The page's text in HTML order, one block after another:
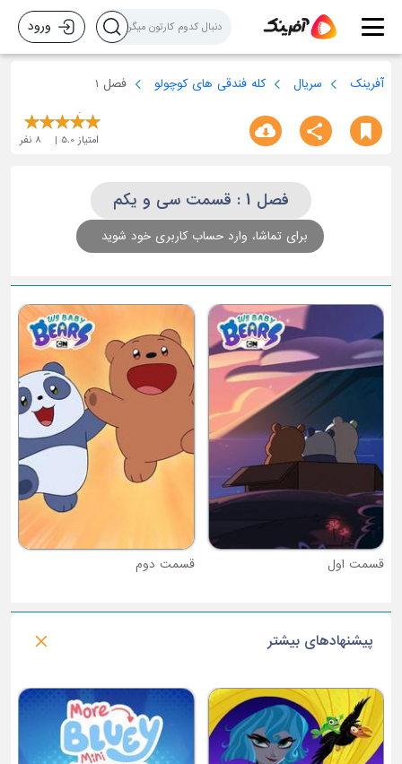
ورود
آفرینک سریال کله فندقی های کوچولو فصل 1
امتیاز 5.0
8 نفر
فصل 1 : قسمت سی و یکم
برای تماشا، وارد حساب کاربری خود شوید
قسمت دوم
قسمت سوم
پیشنهادهای بیشتر
فصل 1 : آموزش انگلیسی